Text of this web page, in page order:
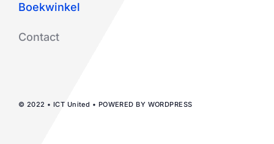
Boekwinkel
Contact
© 2022 • ICT United • POWERED BY WORDPRESS